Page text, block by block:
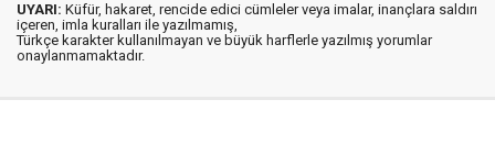
UYARI: Küfür, hakaret, rencide edici cümleler veya imalar, inançlara saldırı
içeren, imla kuralları ile yazılmamış,
Türkçe karakter kullanılmayan ve büyük harflerle yazılmış yorumlar
onaylanmamaktadır.